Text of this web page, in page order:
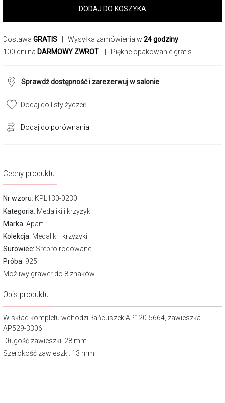
DODAJ DO KOSZYKA
Dostawa GRATIS | Wysyłka zamówienia w 24 godziny
100 dni na DARMOWY ZWROT | Piękne opakowanie gratis
Sprawdź dostępność i zarezerwuj w salonie
Dodaj do listy życzeń
Dodaj do porównania
Cechy produktu
Nr wzoru: KPL130-0230
Kategoria: Medaliki i krzyżyki
Marka: Apart
Kolekcja: Medaliki i krzyżyki
Surowiec: Srebro rodowane
Próba: 925
Możliwy grawer do 8 znaków.
Opis produktu
W skład kompletu wchodzi: łańcuszek AP120-5664, zawieszka
AP529-3306.
Długość zawieszki: 28 mm
Szerokość zawieszki: 13 mm